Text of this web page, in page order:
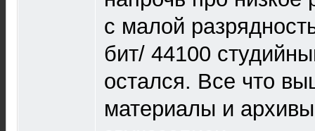
с малой
бит/ 44100
остался. Все что
материалы и